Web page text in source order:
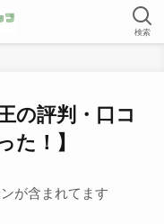
検索
の評判・口コ
た！】
が含まれてます